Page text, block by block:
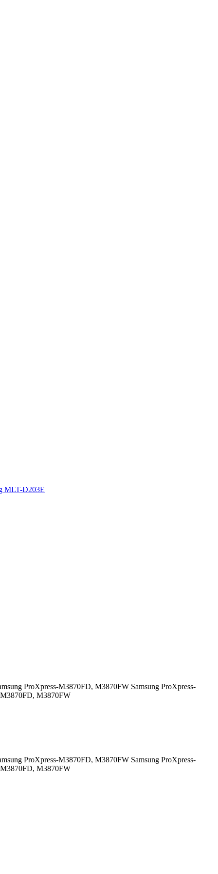
MLT-D203E
ProXpress-M3870FD, M3870FW Samsung ProXpress-
M3870FW
ProXpress-M3870FD, M3870FW Samsung ProXpress-
M3870FW